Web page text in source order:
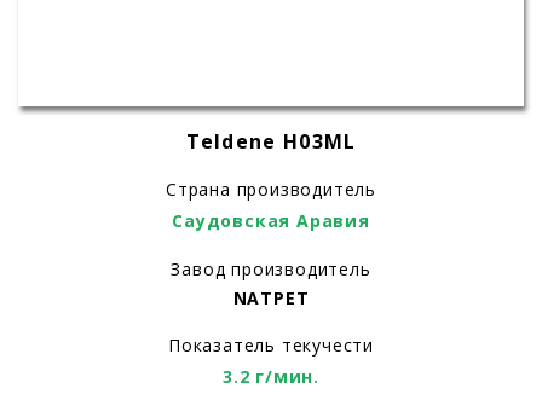
Teldene H03ML
Страна производитель
Саудовская Аравия
Завод производитель
NATPET
Показатель текучести
3.2 г/мин.